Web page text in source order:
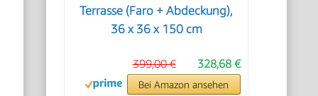
Terrasse (Faro + Abdeckung),
36 x 36 x 150 cm
328,68 €
399,00 €
Bei Amazon ansehen